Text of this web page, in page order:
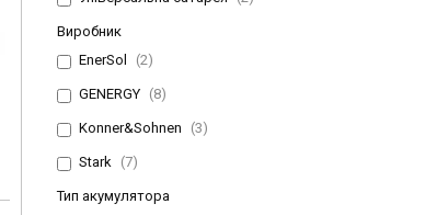
Виробник
EnerSol
2
GENERGY 8
Konner&Sohnen 3
Stark 7
Тип акумулятора